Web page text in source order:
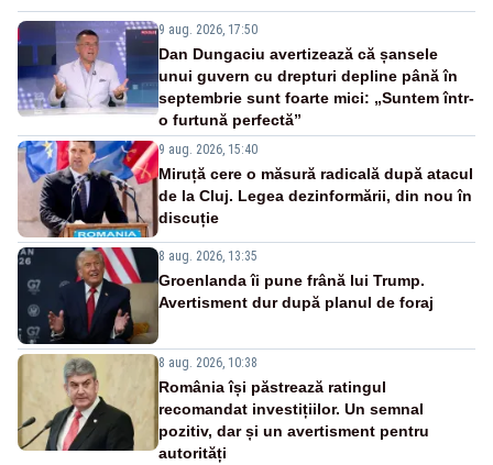
9 aug. 2026, 17:50
Dan Dungaciu avertizează că șansele
unui guvern cu drepturi depline până în
septembrie sunt foarte mici: „Suntem într-
o furtună perfectă”
9 aug. 2026, 15:40
Miruță cere o măsură radicală după atacul
de la Cluj. Legea dezinformării, din nou în
discuție
8 aug. 2026, 13:35
Groenlanda îi pune frână lui Trump.
Avertisment dur după planul de foraj
8 aug. 2026, 10:38
România își păstrează ratingul
recomandat investițiilor. Un semnal
pozitiv, dar și un avertisment pentru
autorități